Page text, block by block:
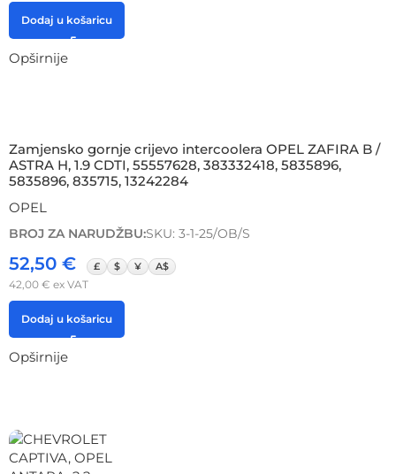
Dodaj u košaricu
Opširnije
Zamjensko gornje crijevo intercoolera OPEL ZAFIRA B /
ASTRA H, 1.9 CDTI, 55557628, 383332418, 5835896,
5835896, 835715, 13242284
OPEL
BROJ ZA NARUDŽBU:SKU: 3-1-25/OB/S
52,50 € £ $ ¥ A$
42,00 € ex VAT
Dodaj u košaricu
Opširnije